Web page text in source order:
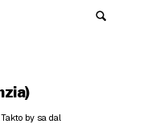
by sa dal